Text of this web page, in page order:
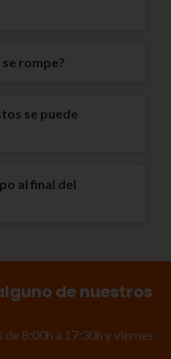
se rompe?
se puede
al final del
de nuestros
de 8:00h a 17:30h y viernes